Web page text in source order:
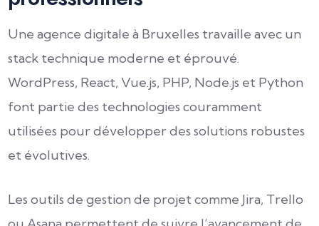
Une agence digitale à Bruxelles travaille avec un
stack technique moderne et éprouvé.
WordPress, React, Vue.js, PHP, Node.js et Python
font partie des technologies couramment
utilisées pour développer des solutions robustes
et évolutives.
Les outils de gestion de projet comme Jira, Trello